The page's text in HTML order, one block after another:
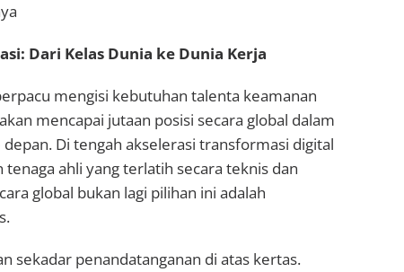
Dari Kelas Dunia ke Dunia Kerja
mengisi kebutuhan talenta keamanan
mencapai jutaan posisi secara global dalam
Di tengah akselerasi transformasi digital
tenaga ahli yang terlatih secara teknis dan
global bukan lagi pilihan ini adalah
sekadar penandatanganan di atas kertas.